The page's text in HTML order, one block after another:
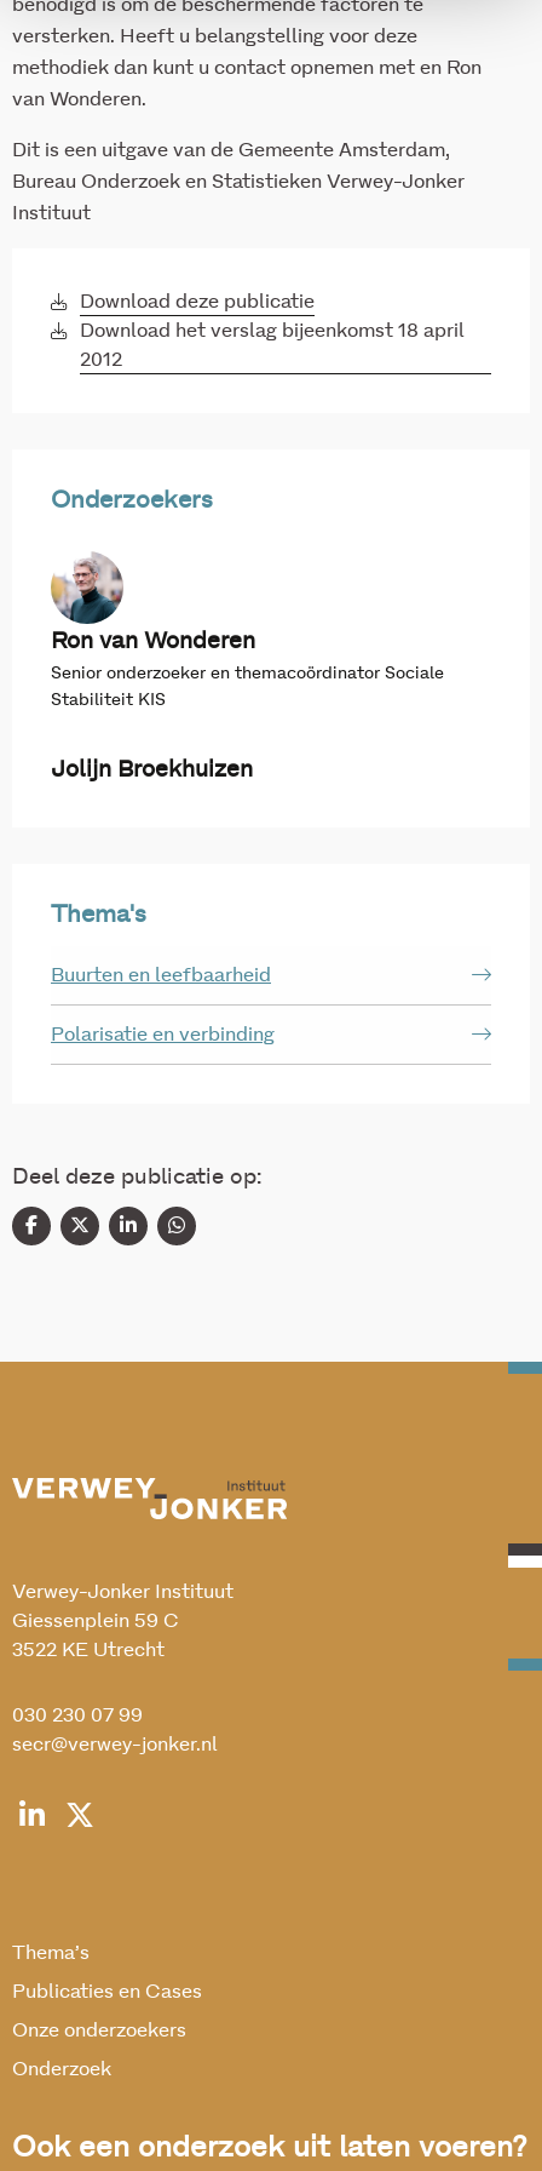
benodigd is om de beschermende factoren te
versterken. Heeft u belangstelling voor deze
methodiek dan kunt u contact opnemen met en Ron
van Wonderen.
Dit is een uitgave van de Gemeente Amsterdam,
Bureau Onderzoek en Statistieken Verwey-Jonker
Instituut
Download deze publicatie
Download het verslag bijeenkomst 18 april
2012
Onderzoekers
Ron van Wonderen
Senior onderzoeker en themacoördinator Sociale
Stabiliteit KIS
Jolijn Broekhuizen
Thema's
Buurten en leefbaarheid
Polarisatie en verbinding
Deel deze publicatie op:
Verwey-Jonker Instituut
Giessenplein 59 C
3522 KE Utrecht
030 230 07 99
secr@verwey-jonker.nl
Thema’s
Publicaties en Cases
Onze onderzoekers
Onderzoek
Ook een onderzoek uit laten voeren?